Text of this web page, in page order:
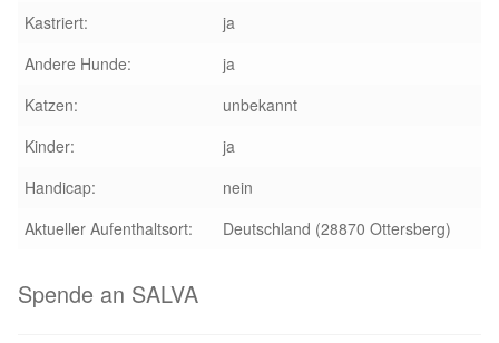
Aktion „Hilfe La Linea“
Updates „Hilfe La Linea“
Partnertierheim in Bulgarien
Partnertierheim in Polen
Kastriert:
ja
Andere Hunde:
ja
Katzen:
unbekannt
Kinder:
ja
Handicap:
nein
Aktueller Aufenthaltsort:
Deutschland (28870 Ottersberg)
Spende an SALVA